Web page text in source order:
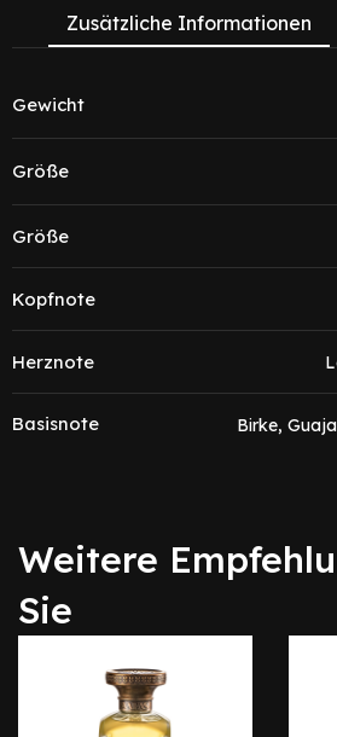
Zusätzliche Informationen
Gewicht
Größe
Größe
Kopfnote
Herznote
Basisnote Birke,
Weitere
Sie